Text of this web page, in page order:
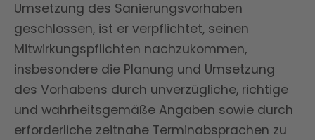
Umsetzung des Sanierungsvorhaben
geschlossen, ist er verpflichtet, seinen
Mitwirkungspflichten nachzukommen,
insbesondere die Planung und Umsetzung
des Vorhabens durch unverzügliche, richtige
und wahrheitsgemäße Angaben sowie durch
erforderliche zeitnahe Terminabsprachen zu